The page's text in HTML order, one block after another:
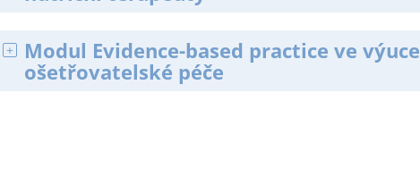
Modul Evidence-based practice ve výuce
ošetřovatelské péče